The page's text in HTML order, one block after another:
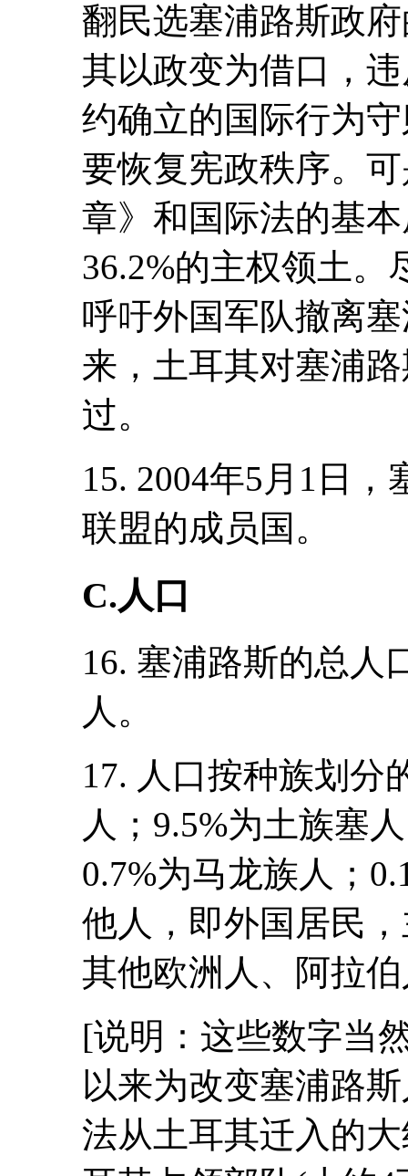
翻民选塞浦路斯政
其以政变为借口，
约确立的国际行为
要恢复宪政秩序。
章》和国际法的基
36.2%的主权领土。
呼吁外国军队撤离
来，土耳其对塞浦
过。
15. 2004年5月1日
联盟的成员国。
C.人口
16. 塞浦路斯的总人
人。
17. 人口按种族划分
人；9.5%为土族塞
0.7%为马龙族人；
他人，即外国居民
其他欧洲人、阿拉
[说明：这些数字当
以来为改变塞浦路
法从土耳其迁入的